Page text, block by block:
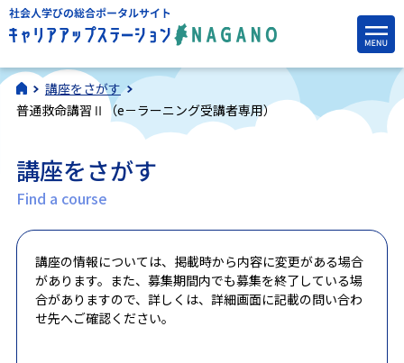
講座をさがす
普通救命講習Ⅱ（e－ラーニング受講者専用）
講座をさがす
Find a course
講座の情報については、掲載時から内容に変更がある場合
があります。また、募集期間内でも募集を終了している場
合がありますので、詳しくは、詳細画面に記載の問い合わ
せ先へご確認ください。